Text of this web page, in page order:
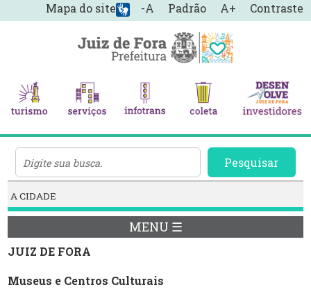
-A Padrão A+ Contraste
Mapa do site
Pesquisar
A CIDADE
MENU ☰
JUIZ DE FORA
Museus e Centros Culturais